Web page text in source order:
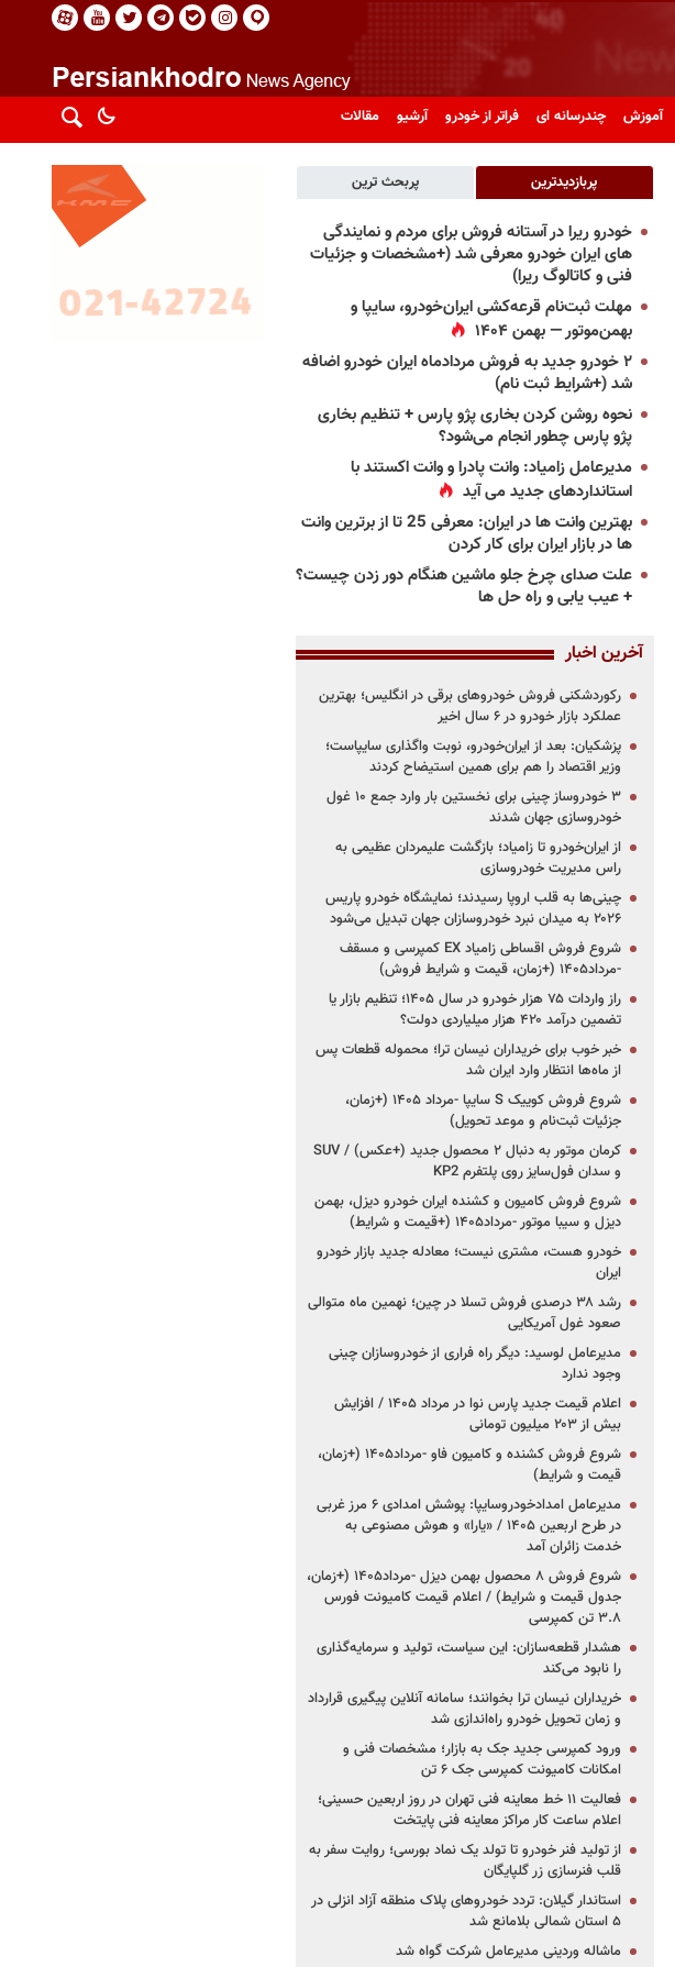
آموزش چندرسانه ای فراتر از خودرو آرشیو مقالات
پربازدیدترین پربحث ترین
خودرو ریرا در آستانه فروش برای مردم و نمایندگی
های ایران خودرو معرفی شد (+مشخصات و جزئیات
فنی و کاتالوگ ریرا)
مهلت ثبت‌نام قرعه‌کشی ایران‌خودرو، سایپا و
بهمن‌موتور — بهمن ۱۴۰۴
۲ خودرو جدید به فروش مردادماه ایران خودرو اضافه
شد (+شرایط ثبت نام)
نحوه روشن کردن بخاری پژو پارس + تنظیم بخاری
پژو پارس چطور انجام می‌شود؟
مدیرعامل زامیاد: وانت پادرا و وانت اکستند با
استانداردهای جدید می آید
بهترین وانت ها در ایران: معرفی 25 تا از برترین وانت
ها در بازار ایران برای کار کردن
علت صدای چرخ جلو ماشین هنگام دور زدن چیست؟
+ عیب یابی و راه حل ها
آخرین اخبار
رکوردشکنی فروش خودروهای برقی در انگلیس؛ بهترین
عملکرد بازار خودرو در ۶ سال اخیر
پزشکیان: بعد از ایران‌خودرو، نوبت واگذاری سایپاست؛
وزیر اقتصاد را هم برای همین استیضاح کردند
۳ خودروساز چینی برای نخستین بار وارد جمع ۱۰ غول
خودروسازی جهان شدند
از ایران‌خودرو تا زامیاد؛ بازگشت علیمردان عظیمی به
راس مدیریت خودروسازی
چینی‌ها به قلب اروپا رسیدند؛ نمایشگاه خودرو پاریس
۲۰۲۶ به میدان نبرد خودروسازان جهان تبدیل می‌شود
شروع فروش اقساطی زامیاد EX کمپرسی و مسقف
-مرداد۱۴۰۵ (+زمان، قیمت و شرایط فروش)
راز واردات ۷۵ هزار خودرو در سال ۱۴۰۵؛ تنظیم بازار یا
تضمین درآمد ۴۲۰ هزار میلیاردی دولت؟
خبر خوب برای خریداران نیسان ترا؛ محموله قطعات پس
از ماه‌ها انتظار وارد ایران شد
شروع فروش کوییک S سایپا -مرداد ۱۴۰۵ (+زمان،
جزئیات ثبت‌نام و موعد تحویل)
کرمان موتور به دنبال ۲ محصول جدید (+عکس) / SUV
و سدان فول‌سایز روی پلتفرم KP2
شروع فروش کامیون و کشنده ایران خودرو دیزل، بهمن
دیزل و سیبا موتور -مرداد۱۴۰۵ (+قیمت و شرایط)
خودرو هست، مشتری نیست؛ معادله جدید بازار خودرو
ایران
رشد ۳۸ درصدی فروش تسلا در چین؛ نهمین ماه متوالی
صعود غول آمریکایی
مدیرعامل لوسید: دیگر راه فراری از خودروسازان چینی
وجود ندارد
اعلام قیمت جدید پارس نوا در مرداد ۱۴۰۵ / افزایش
بیش از ۲۰۳ میلیون تومانی
شروع فروش کشنده و کامیون فاو -مرداد۱۴۰۵ (+زمان،
قیمت و شرایط)
مدیرعامل امدادخودروسایپا: پوشش امدادی ۶ مرز غربی
در طرح اربعین ۱۴۰۵ / «یارا» و هوش مصنوعی به
خدمت زائران آمد
شروع فروش ۸ محصول بهمن دیزل -مرداد۱۴۰۵ (+زمان،
جدول قیمت و شرایط) / اعلام قیمت کامیونت فورس
۳.۸ تن کمپرسی
هشدار قطعه‌سازان: این سیاست، تولید و سرمایه‌گذاری
را نابود می‌کند
خریداران نیسان ترا بخوانند؛ سامانه آنلاین پیگیری قرارداد
و زمان تحویل خودرو راه‌اندازی شد
ورود کمپرسی جدید جک به بازار؛ مشخصات فنی و
امکانات کامیونت کمپرسی جک ۶ تن
فعالیت ۱۱ خط معاینه فنی تهران در روز اربعین حسینی؛
اعلام ساعت کار مراکز معاینه فنی پایتخت
از تولید فنر خودرو تا تولد یک نماد بورسی؛ روایت سفر به
قلب فنرسازی زر گلپایگان
استاندار گیلان: تردد خودروهای پلاک منطقه آزاد انزلی در
۵ استان شمالی بلامانع شد
ماشاله وردینی مدیرعامل شرکت گواه شد